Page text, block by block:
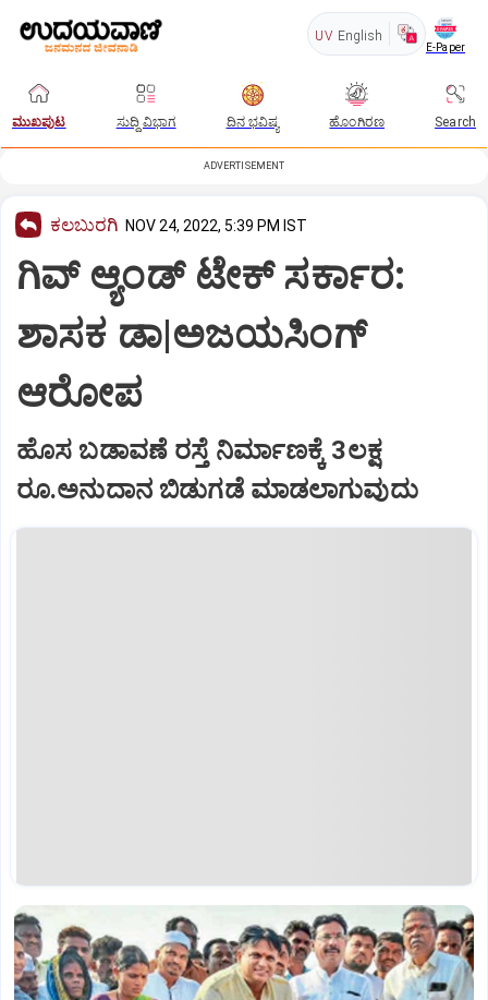
UV English
E-Paper
ಮುಖಪುಟ ಸುದ್ದಿ ವಿಭಾಗ ದಿನ ಭವಿಷ್ಯ ಹೊಂಗಿರಣ Search
ADVERTISEMENT
ಕಲಬುರಗಿ NOV 24, 2022, 5:39 PM IST
ಗಿವ್‌ ಆ್ಯಂಡ್‌ ಟೇಕ್‌ ಸರ್ಕಾರ:
ಶಾಸಕ ಡಾ|ಅಜಯಸಿಂಗ್‌
ಆರೋಪ
ಹೊಸ ಬಡಾವಣೆ ರಸ್ತೆ ನಿರ್ಮಾಣಕ್ಕೆ 3ಲಕ್ಷ
ರೂ.ಅನುದಾನ ಬಿಡುಗಡೆ ಮಾಡಲಾಗುವುದು